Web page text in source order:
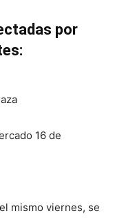
por
16 de
mismo viernes, se